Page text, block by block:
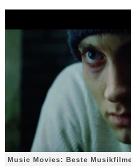
Music Movies: Beste